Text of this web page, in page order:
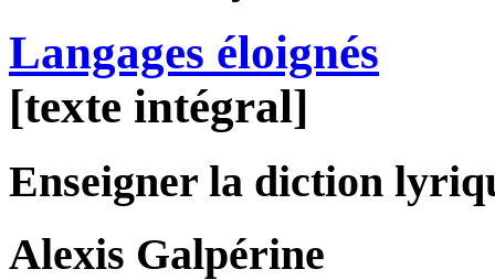
Langages éloignés
[texte intégral]
Enseigner la diction
Alexis Galpérine